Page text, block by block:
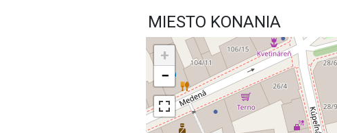
MIESTO KONANIA
+
−